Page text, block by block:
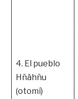
4. El pueblo
Hñähñu
(otomí)